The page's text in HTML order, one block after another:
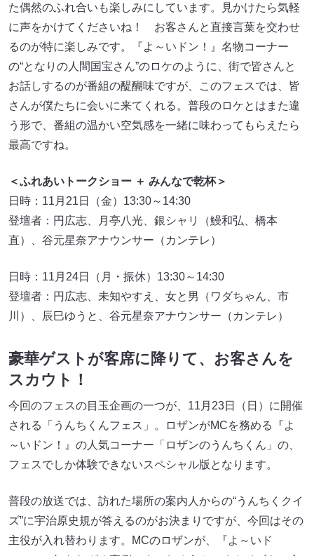
た偶然のふれ合いも楽しみにしています。見かけたら気軽
に声をかけてくださいね！ お客さんと直接言葉を交わせ
るのが特に楽しみです。『よ～いドン！』名物コーナー
の“となりの人間国宝さん”のロケのように、街で皆さんと
お話しするのが番組の醍醐味ですが、このフェスでは、皆
さんが僕たちに会いに来てくれる。普段のロケとはまた違
う形で、番組の温かい空気感を一緒に味わってもらえたら
最高ですね。
＜ふれあいトークショー ＋ みんなで乾杯＞
日時：11月21日（金）13:30～14:30
登壇者：円広志、月亭八光、銀シャリ（鰻和弘、橋本
直）、谷元星奈アナウンサー（カンテレ）
日時：11月24日（月・振休）13:30～14:30
登壇者：円広志、未知やすえ、女と男（ワダちゃん、市
川）、辰巳ゆうと、谷元星奈アナウンサー（カンテレ）
豪華ゲストが客席に降りて、お客さんを
スカウト！
今回のフェスの目玉企画の一つが、11月23日（日）に開催
される「うんちくんフェス」。ロザンがMCを務める『よ
～いドン！』の人気コーナー「ロザンのうんちくん」の、
フェスでしか体験できないスペシャル版となります。
普段の放送では、訪れた場所の案内人からの“うんちくクイ
ズ”に宇治原史規が答えるのがお決まりですが、今回はその
主役が入れ替わります。MCのロザンが、『よ～いド